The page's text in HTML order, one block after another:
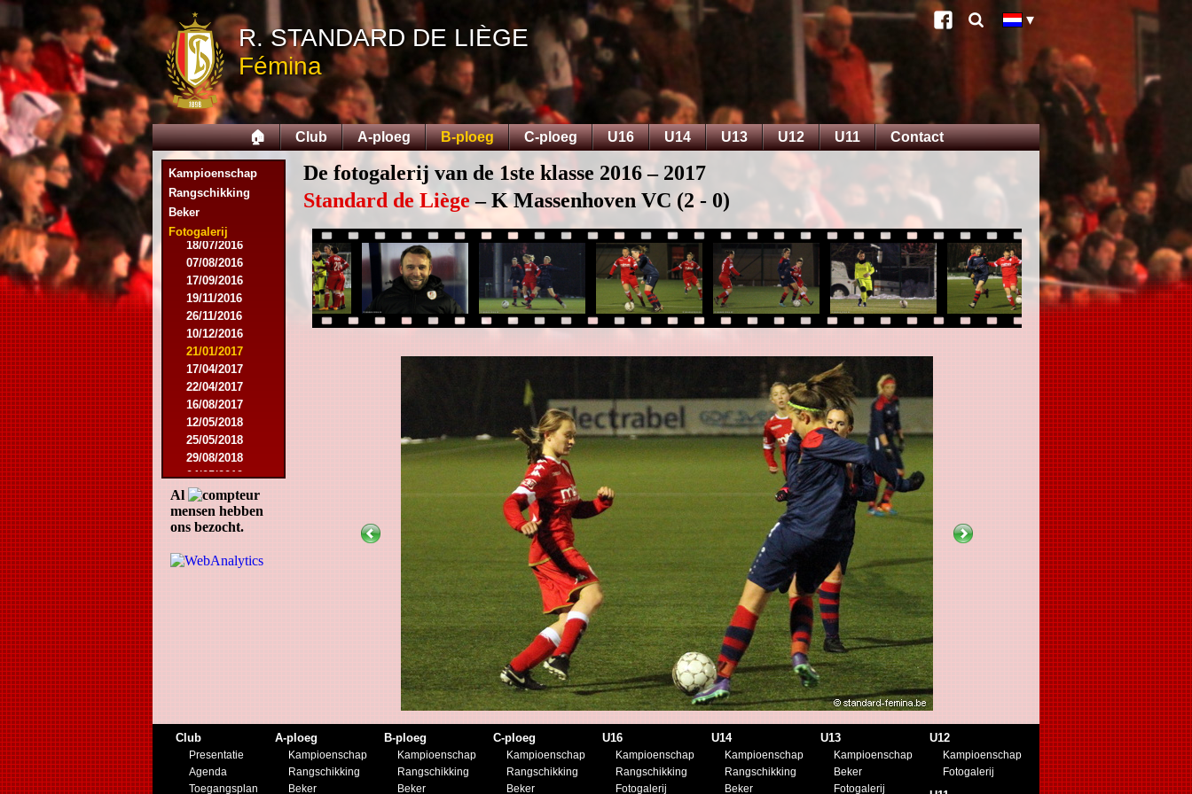
R. STANDARD DE LIÈGE
Fémina
🏠 Club A-ploeg B-ploeg C-ploeg U16 U14 U13 U12 U11 Contact
Kampioenschap
Rangschikking
Beker
Fotogalerij
20/07/2015
01/08/2015
11/08/2015
29/08/2015
05/09/2015
11/11/2015
28/11/2015
27/02/2016
12/03/2016
19/03/2016
09/04/2016
23/04/2016
30/04/2016
18/07/2016
07/08/2016
17/09/2016
19/11/2016
26/11/2016
10/12/2016
21/01/2017
17/04/2017
22/04/2017
16/08/2017
12/05/2018
25/05/2018
29/08/2018
04/05/2019
27/07/2019
07/09/2019
23/11/2019
Al
mensen hebben
ons bezocht.
De fotogalerij van de 1ste klasse 2016 – 2017
Standard de Liège– K Massenhoven VC (2 - 0)
Club
Presentatie
Agenda
Toegangsplan
A-ploeg
Kampioenschap
Rangschikking
Beker
B-ploeg
Kampioenschap
Rangschikking
Beker
C-ploeg
Kampioenschap
Rangschikking
Beker
U16
Kampioenschap
Rangschikking
Fotogalerij
U14
Kampioenschap
Rangschikking
Beker
U13
Kampioenschap
Beker
Fotogalerij
U12
Kampioenschap
Fotogalerij